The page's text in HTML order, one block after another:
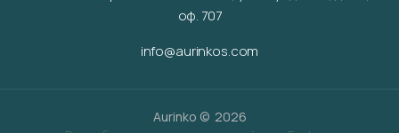
оф. 707
info@aurinkos.com
Aurinko © 2026